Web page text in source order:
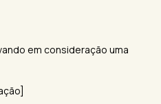
em consideração uma